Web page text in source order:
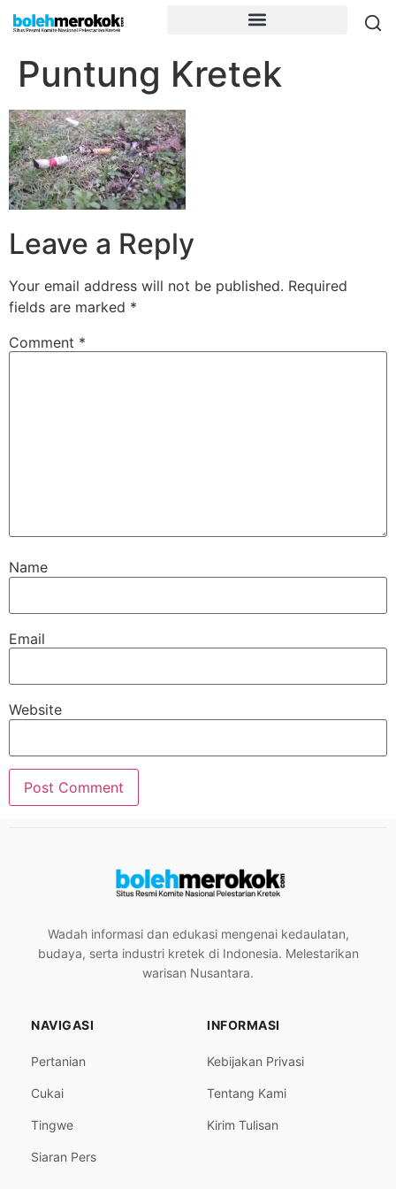
Puntung Kretek
Leave a Reply
Your email address will not be published. Required
fields are marked *
Comment *
Name
Email
Website
Wadah informasi dan edukasi mengenai kedaulatan,
budaya, serta industri kretek di Indonesia. Melestarikan
warisan Nusantara.
NAVIGASI
Pertanian
Cukai
Tingwe
Siaran Pers
INFORMASI
Kebijakan Privasi
Tentang Kami
Kirim Tulisan